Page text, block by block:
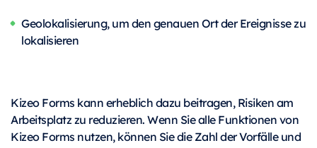
Geolokalisierung, um den genauen Ort der Ereignisse zu
lokalisieren
Kizeo Forms kann erheblich dazu beitragen, Risiken am
Arbeitsplatz zu reduzieren. Wenn Sie alle Funktionen von
Kizeo Forms nutzen, können Sie die Zahl der Vorfälle und